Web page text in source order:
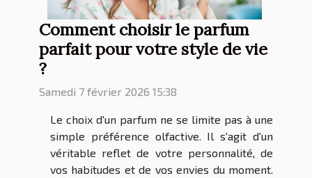
Comment choisir le parfum
parfait pour votre style de vie
?
Samedi 7 février 2026 15:38
Le choix d'un parfum ne se limite pas à une
simple préférence olfactive. Il s'agit d'un
véritable reflet de votre personnalité, de
vos habitudes et de vos envies du moment.